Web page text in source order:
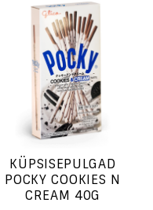
KÜPSISEPULGAD
POCKY COOKIES N
CREAM 40G